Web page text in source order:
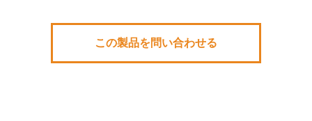
この製品を問い合わせる